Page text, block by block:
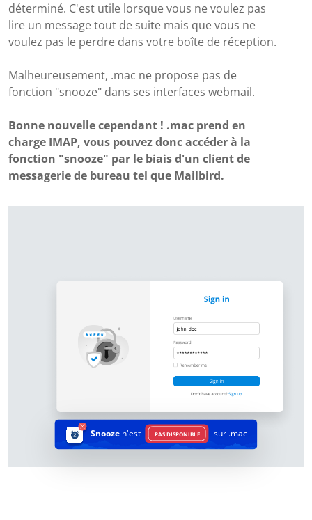
déterminé. C'est utile lorsque vous ne voulez pas
lire un message tout de suite mais que vous ne
voulez pas le perdre dans votre boîte de réception.
Malheureusement, .mac ne propose pas de
fonction "snooze" dans ses interfaces webmail.
Bonne nouvelle cependant ! .mac prend en
charge IMAP, vous pouvez donc accéder à la
fonction "snooze" par le biais d'un client de
messagerie de bureau tel que Mailbird.
Snoozen'est PAS DISPONIBLE sur .mac